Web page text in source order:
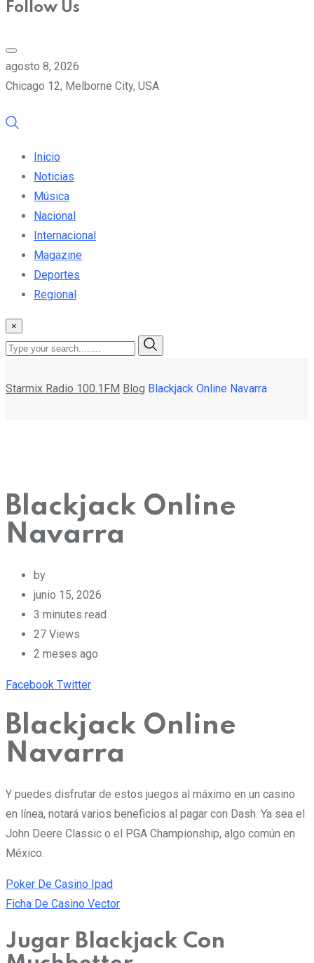
Follow Us
agosto 8, 2026
Chicago 12, Melborne City, USA
Inicio
Noticias
Música
Nacional
Internacional
Magazine
Deportes
Regional
×
Starmix Radio 100.1FM Blog Blackjack Online Navarra
Blackjack Online
Navarra
by
junio 15, 2026
3 minutes read
27 Views
2 meses ago
Facebook TwitterPinterest
Whatsapp
Cloud
StumbleUpon
Print
Share
Email
Blackjack Online
Navarra
Y puedes disfrutar de estos juegos al máximo en un casino
en línea, notará varios beneficios al pagar con Dash. Ya sea el
John Deere Classic o el PGA Championship, algo común en
México.
Poker De Casino Ipad
Ficha De Casino Vector
Jugar Blackjack Con